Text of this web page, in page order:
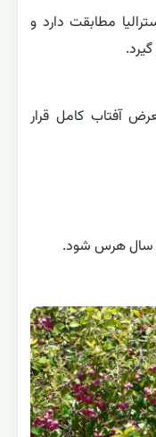
مطابقت دارد و
آفتاب کامل قرار
سال هرس شود.